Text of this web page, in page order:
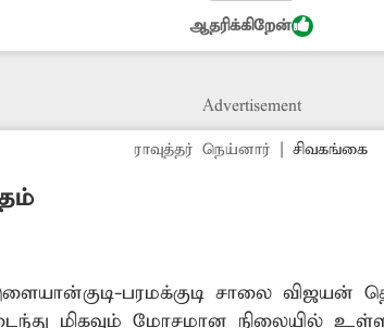
வேண்டும்.
ஆதரிக்கிறேன்
Advertisement
ராவுத்தர் நெய்னார் |சிவகங்கை
பரமக்குடி சாலை விஜயன்
மிகவும் மோசமான நிலையில்